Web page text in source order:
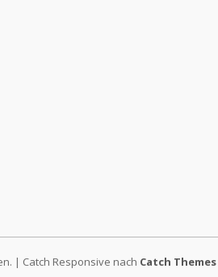
| Catch Responsive nach Catch Themes